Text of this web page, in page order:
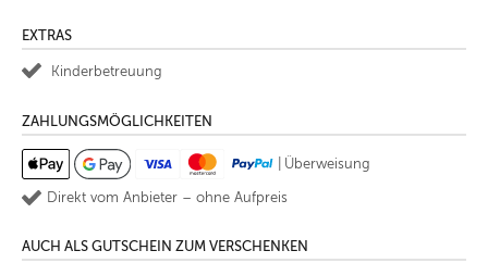
EXTRAS
Kinderbetreuung
ZAHLUNGSMÖGLICHKEITEN
Überweisung
Direkt vom Anbieter – ohne Aufpreis
AUCH ALS GUTSCHEIN ZUM VERSCHENKEN